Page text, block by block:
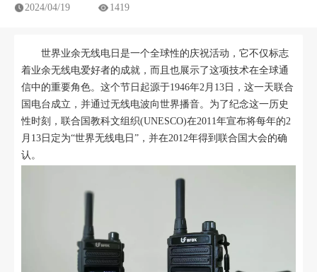
2024/04/19 1419
世界业余无线电日是一个全球性的庆祝活动，它不仅标志
着业余无线电爱好者的成就，而且也展示了这项技术在全球通
信中的重要角色。这个节日起源于1946年2月13日，这一天联合
国电台成立，并通过无线电波向世界播音。为了纪念这一历史
性时刻，联合国教科文组织(UNESCO)在2011年宣布将每年的2
月13日定为“世界无线电日”，并在2012年得到联合国大会的确
认。